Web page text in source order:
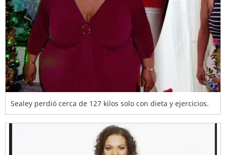
Sealey perdió cerca de 127 kilos solo con dieta y ejercicios.